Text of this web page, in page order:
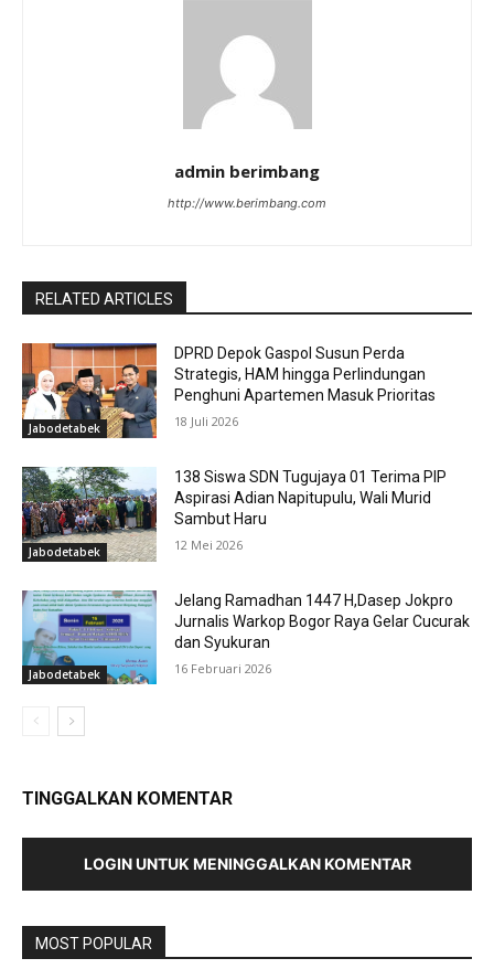
admin berimbang
http://www.berimbang.com
RELATED ARTICLES
Jabodetabek
DPRD Depok Gaspol Susun Perda
Strategis, HAM hingga Perlindungan
Penghuni Apartemen Masuk Prioritas
18 Juli 2026
Jabodetabek
138 Siswa SDN Tugujaya 01 Terima PIP
Aspirasi Adian Napitupulu, Wali Murid
Sambut Haru
12 Mei 2026
Jabodetabek
Jelang Ramadhan 1447 H,Dasep Jokpro
Jurnalis Warkop Bogor Raya Gelar Cucurak
dan Syukuran
16 Februari 2026
TINGGALKAN KOMENTAR
LOGIN UNTUK MENINGGALKAN KOMENTAR
MOST POPULAR